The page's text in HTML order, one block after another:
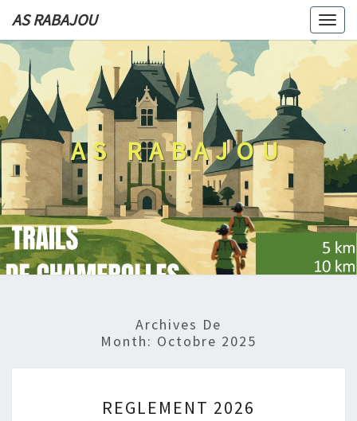
AS RABAJOU
AS RABAJOU
Archives De
Month: Octobre 2025
2026
REGLEMENT 2026